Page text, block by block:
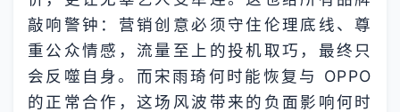
敲响警钟：营销创意必须守住伦理底线、尊
重公众情感，流量至上的投机取巧，最终只
会反噬自身。而宋雨琦何时能恢复与 OPPO
的正常合作，这场风波带来的负面影响何时